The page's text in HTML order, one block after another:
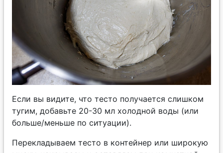
Если вы видите, что тесто получается слишком
тугим, добавьте 20-30 мл холодной воды (или
больше/меньше по ситуации).
Перекладываем тесто в контейнер или широкую